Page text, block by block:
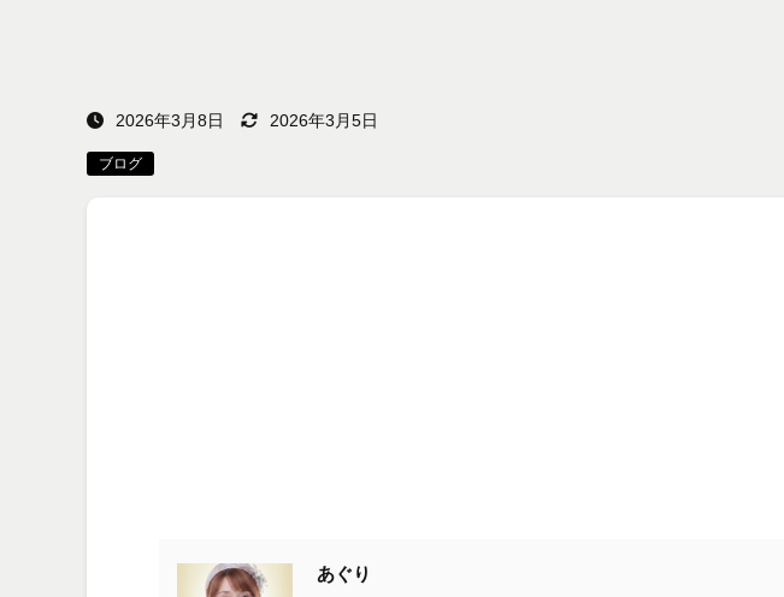
2026年3月8日 2026年3月5日
ブログ
あぐり